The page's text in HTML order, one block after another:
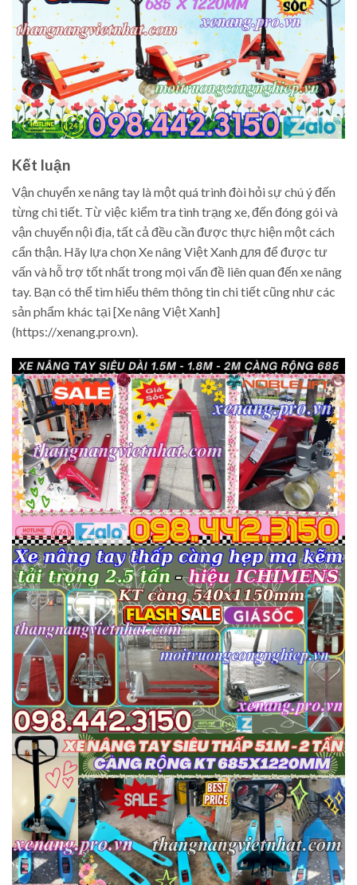
Kết luận
Vận chuyển xe nâng tay là một quá trình đòi hỏi sự chú ý đến
từng chi tiết. Từ việc kiểm tra tình trạng xe, đến đóng gói và
vận chuyển nội địa, tất cả đều cần được thực hiện một cách
cẩn thận. Hãy lựa chọn Xe nâng Việt Xanh для để được tư
vấn và hỗ trợ tốt nhất trong mọi vấn đề liên quan đến xe nâng
tay. Bạn có thể tìm hiểu thêm thông tin chi tiết cũng như các
sản phẩm khác tại [Xe nâng Việt Xanh]
(https://xenang.pro.vn).